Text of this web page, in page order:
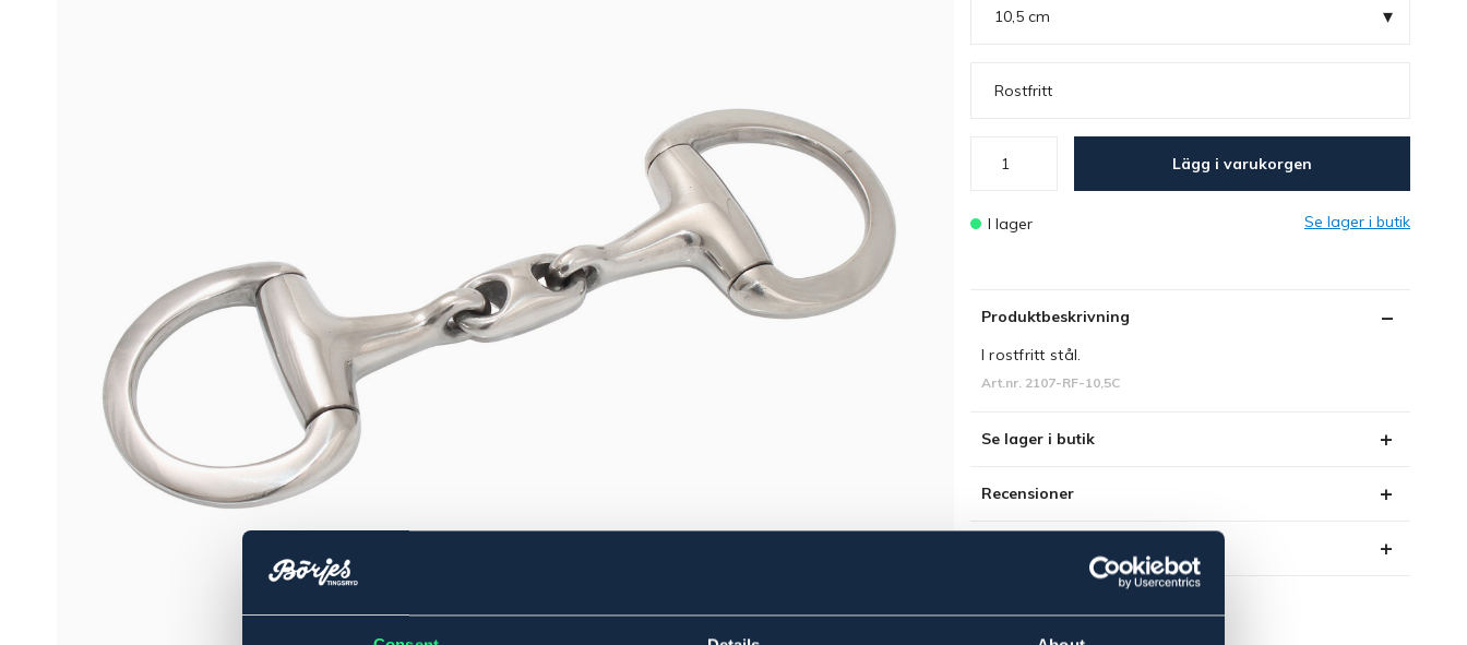
10,5 cm ▾
Rostfritt
Lägg i varukorgen
I lager Se lager i butik
Produktbeskrivning
I rostfritt stål.
Art.nr. 2107-RF-10,5C
Se lager i butik
Recensioner